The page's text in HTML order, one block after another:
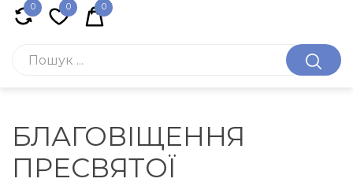
0 0 0
БЛАГОВІЩЕННЯ
ПРЕСВЯТОЇ